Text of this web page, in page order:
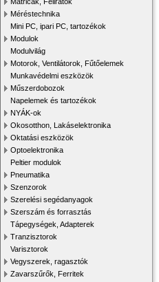
Méréstechnika
Mini PC, ipari PC, tartozékok
Modulok
Modulvilág
Motorok, Ventilátorok, Fűtőelemek
Munkavédelmi eszközök
Műszerdobozok
Napelemek és tartozékok
NYÁK-ok
Okosotthon, Lakáselektronika
Oktatási eszközök
Optoelektronika
Peltier modulok
Pneumatika
Szenzorok
Szerelési segédanyagok
Szerszám és forrasztás
Tápegységek, Adapterek
Tranzisztorok
Varisztorok
Vegyszerek, ragasztók
Zavarszűrők, Ferritek